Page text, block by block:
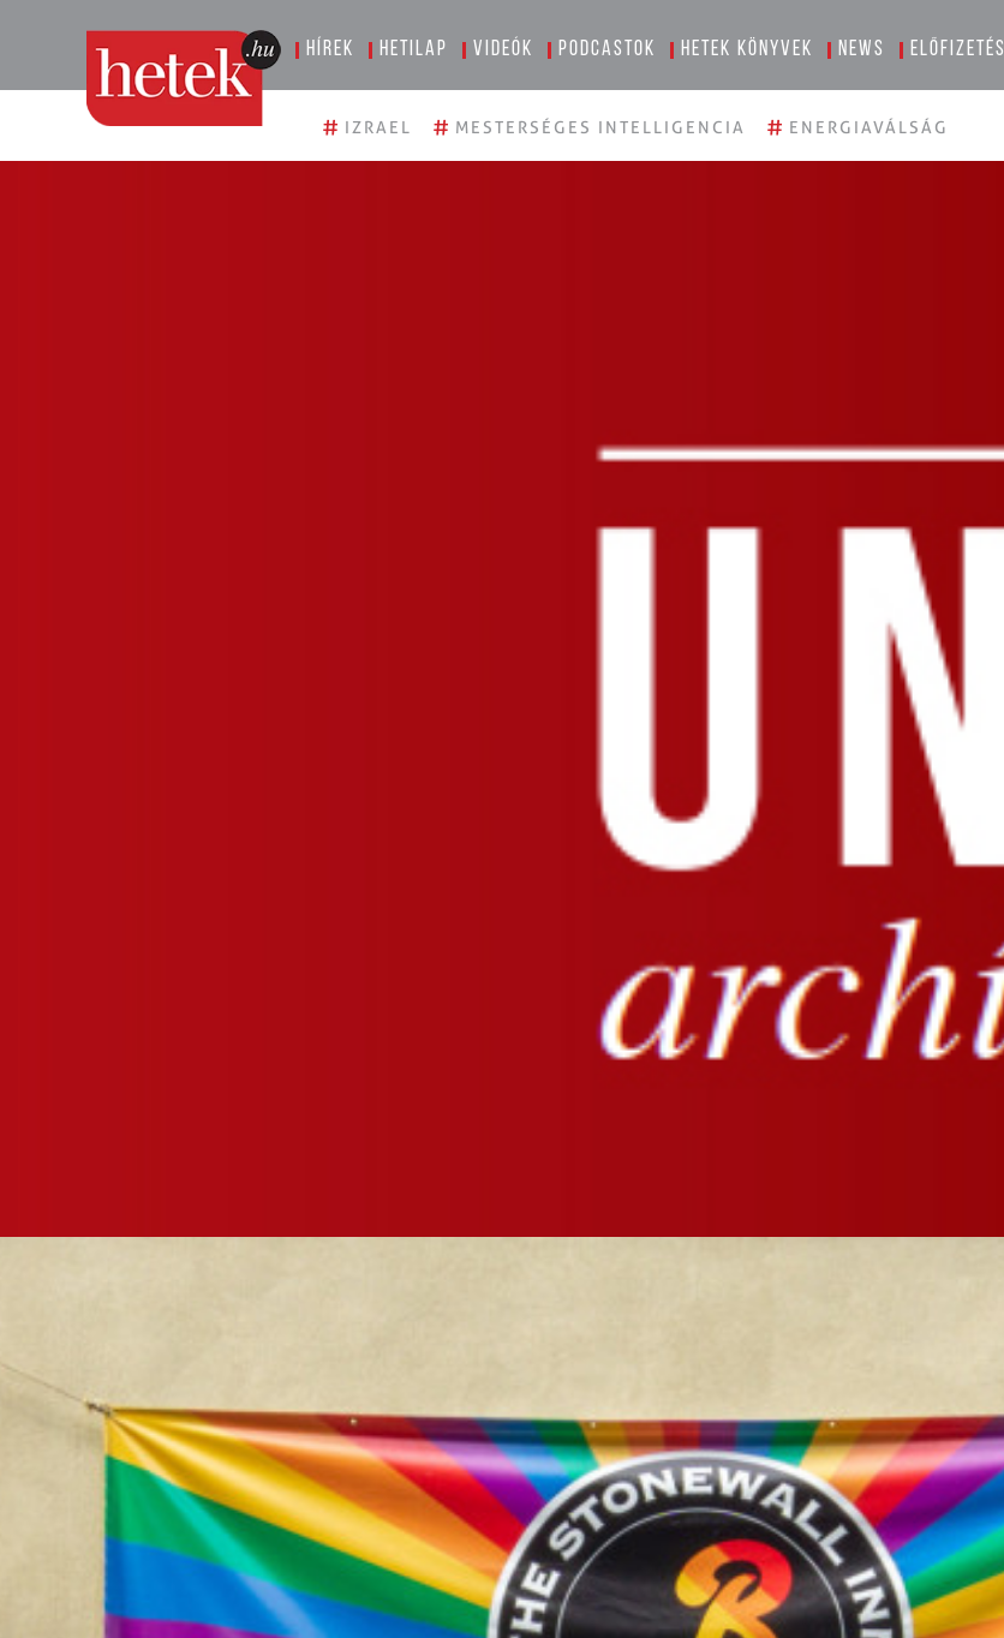
Hírek Hetilap Videók Podcastok Hetek könyvek News Előfizetés
# IZRAEL # MESTERSÉGES INTELLIGENCIA # ENERGIAVÁLSÁG